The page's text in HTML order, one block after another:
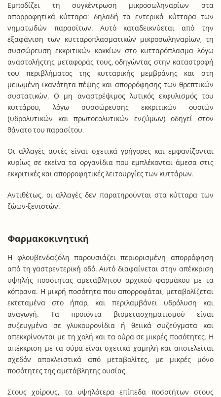
Εμποδίζει τη συγκέντρωση μικροσωληναρίων στα
απορροφητικά κύτταρα: δηλαδή τα εντερικά κύτταρα των
νηματωδών παρασίτων. Αυτό καταδεικνύεται από την
εξαφάνιση των κυτταροπλασματικών μικροσωληναρίων, τη
συσσώρευση εκκριτικών κοκκίων στο κυτταρόπλασμα λόγω
αναστολήςτης μεταφοράς τους, οδηγώντας στην καταστροφή
του περιβλήματος της κυτταρικής μεμβράνης και στη
μειωμένη ικανότητα πέψης και απορρόφησης των θρεπτικών
συστατικών. Ο μη αναστρέψιμος λυτικός εκφυλισμός του
κυττάρου, λόγω συσσώρευσης εκκριτικών ουσιών
(υδρολυτικών και πρωτοεολυτικών ενζύμων) οδηγεί στον
θάνατο του παρασίτου.
Οι αλλαγές αυτές είναι σχετικά γρήγορες και εμφανίζονται
κυρίως σε εκείνα τα οργανίδια που εμπλέκονται άμεσα στις
εκκριτικές και απορροφητικές λειτουργίες των κυττάρων.
Αντιθέτως, οι αλλαγές δεν παρατηρούνται στα κύτταρα των
ζώων-ξενιστών.
Φαρμακοκινητική
Η φλουβενδαζόλη παρουσιάζει περιορισμένη απορρόφηση
από τη γαστρεντερική οδό. Αυτό διαφαίνεται στην απέκκριση
υψηλής ποσότητας αμετάβλητου αρχικού φαρμάκου με τα
κόπρανα. Η μικρή ποσότητα που απορροφάται, μεταβολίζεται
εκτεταμένα στο ήπαρ, και περιλαμβάνει υδρόλυση και
αναγωγή. Τα προϊόντα βιομετασχηματισμού είναι
συζευγμένα σε γλυκουρονίδια ή θειικά συζεύγματα και
απεκκρίνονται με τη χολή και τα ούρα σε μικρές ποσότητες. Η
απέκκριση με τα ούρα είναι σχετικά χαμηλή και αποτελείται
σχεδόν αποκλειστικά από μεταβολίτες, με μικρές μόνο
ποσότητες της αμετάβλητης ουσίας.
Στους χοίρους, τα υψηλότερα επίπεδα ποσοτήτων στους